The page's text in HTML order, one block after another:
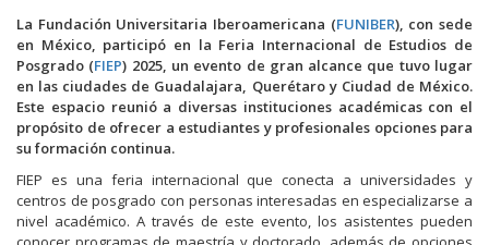
La Fundación Universitaria Iberoamericana (FUNIBER), con sede
en México, participó en la Feria Internacional de Estudios de
Posgrado (FIEP) 2025, un evento de gran alcance que tuvo lugar
en las ciudades de Guadalajara, Querétaro y Ciudad de México.
Este espacio reunió a diversas instituciones académicas con el
propósito de ofrecer a estudiantes y profesionales opciones para
su formación continua.
FIEP es una feria internacional que conecta a universidades y
centros de posgrado con personas interesadas en especializarse a
nivel académico. A través de este evento, los asistentes pueden